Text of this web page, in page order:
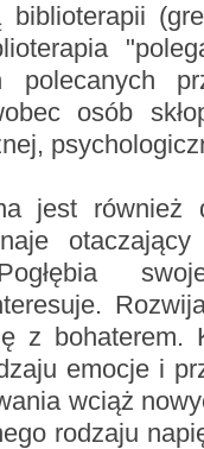
polecanych
osób
jest również
z bohaterem.
emocje i
wciąż
rodzaju